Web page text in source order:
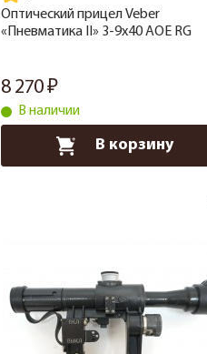
Оптический прицел Veber
«Пневматика II» 3-9x40 AOE RG
8 270
В наличии
В корзину